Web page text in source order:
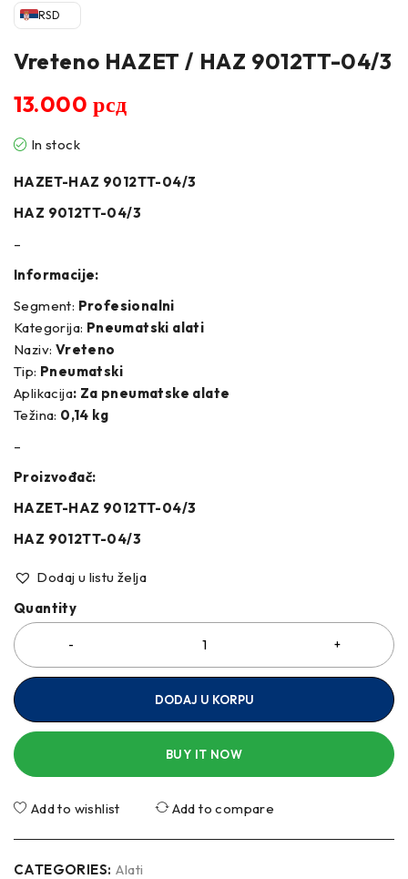
RSD
Vreteno HAZET / HAZ 9012TT-04/3
13.000рсд
In stock
HAZET-HAZ 9012TT-04/3
HAZ 9012TT-04/3
–
Informacije:
Segment: Profesionalni
Kategorija: Pneumatski alati
Naziv: Vreteno
Tip: Pneumatski
Aplikacija: Za pneumatske alate
Težina: 0,14 kg
–
Proizvođač:
HAZET-HAZ 9012TT-04/3
HAZ 9012TT-04/3
Dodaj u listu želja
Quantity
DODAJ U KORPU
BUY IT NOW
Add to wishlist Add to compare
CATEGORIES: Alati